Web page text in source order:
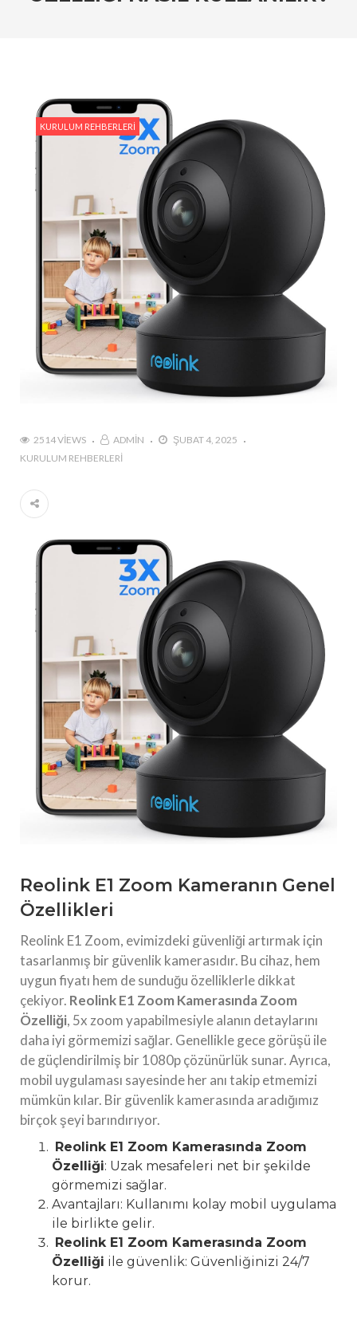
Artırabilirsiniz?
#Reolink Gelecek Teknolojileri : Yapay Zeka ve Akıllı
Güvenlik Sistemleri
#Reolink Güvenlik Kameraları ile Hırsızlıkları
Önlemenin Etkili Yolları
#Reolink NVR Sistemi ile Kamera Görüntülerini
Nasıl Yönetirsiniz?
KURULUM REHBERLERI
2514 VIEWS ADMIN
ŞUBAT 4, 2025
KURULUM REHBERLERI
Reolink E1 Zoom Kameranın Genel
Özellikleri
Reolink E1 Zoom, evimizdeki güvenliği artırmak için
tasarlanmış bir güvenlik kamerasıdır. Bu cihaz, hem
uygun fiyatı hem de sunduğu özelliklerle dikkat
çekiyor. Reolink E1 Zoom Kamerasında Zoom
Özelliği, 5x zoom yapabilmesiyle alanın detaylarını
daha iyi görmemizi sağlar. Genellikle gece görüşü ile
de güçlendirilmiş bir 1080p çözünürlük sunar. Ayrıca,
mobil uygulaması sayesinde her anı takip etmemizi
mümkün kılar. Bir güvenlik kamerasında aradığımız
birçok şeyi barındırıyor.
Reolink E1 Zoom Kamerasında Zoom
Özelliği: Uzak mesafeleri net bir şekilde
görmemizi sağlar.
Avantajları: Kullanımı kolay mobil uygulama
ile birlikte gelir.
Reolink E1 Zoom Kamerasında Zoom
Özelliği ile güvenlik: Güvenliğinizi 24/7
korur.